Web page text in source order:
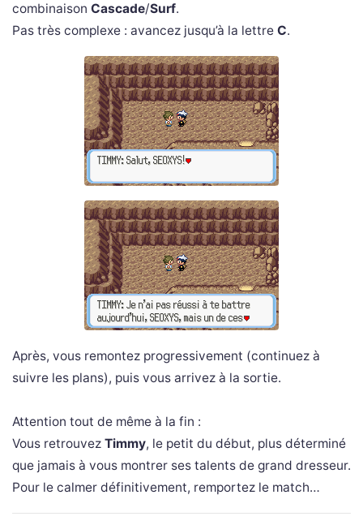
combinaison Cascade/Surf.
Pas très complexe : avancez jusqu’à la lettre C.
Après, vous remontez progressivement (continuez à
suivre les plans), puis vous arrivez à la sortie.
Attention tout de même à la fin :
Vous retrouvez Timmy, le petit du début, plus déterminé
que jamais à vous montrer ses talents de grand dresseur.
Pour le calmer définitivement, remportez le match…